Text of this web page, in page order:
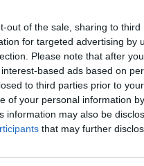
out of the sale, sharing to
for targeted advertising by
Please note that after
based ads based on
to third parties prior to
of your personal information
information may also be
that may further
szintén három, a Meserét
szóra 148 találatot dob